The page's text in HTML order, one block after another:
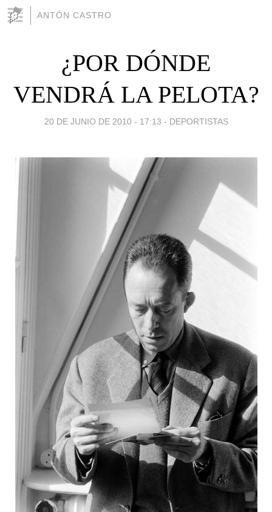
ANTÓN CASTRO
¿POR DÓNDE
VENDRÁ LA PELOTA?
20 DE JUNIO DE 2010 - 17:13 - DEPORTISTAS